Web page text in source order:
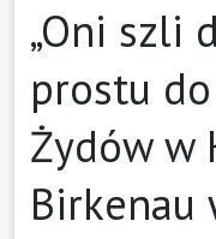
„Oni szli
prostu do
Żydów w
Birkenau